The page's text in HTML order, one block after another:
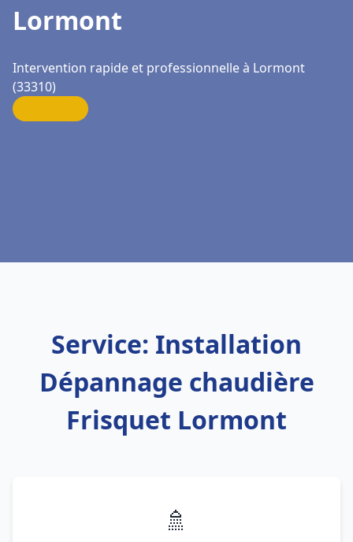
Lormont
Intervention rapide et professionnelle à Lormont
(33310)
Service: Installation
Dépannage chaudière
Frisquet Lormont
🚿